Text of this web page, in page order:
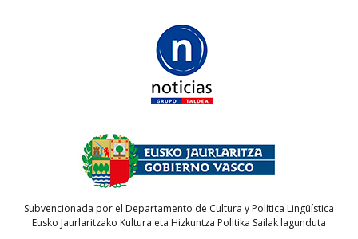
Subvencionada por el Departamento de Cultura y Política Lingüística
Eusko Jaurlaritzako Kultura eta Hizkuntza Politika Sailak lagunduta